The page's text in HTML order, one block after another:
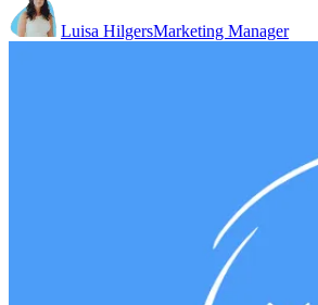
Luisa HilgersMarketing Manager